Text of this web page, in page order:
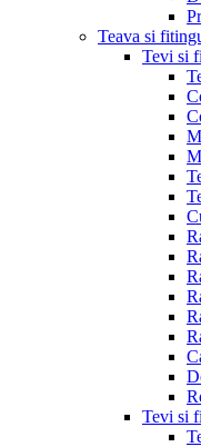
Teava si
Tevi si
Tevi si